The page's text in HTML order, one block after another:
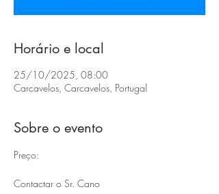
Horário e local
25/10/2025, 08:00
Carcavelos, Carcavelos, Portugal
Sobre o evento
Preço:
Contactar o Sr. Cano